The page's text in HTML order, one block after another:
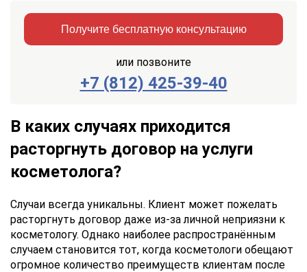
Получите бесплатную консультацию
или позвоните
+7 (812) 425-39-40
Заказать
Отправляя
данные,
Вы
Правилами
обработки
персональных
данных
В каких случаях приходится
расторгнуть договор на услуги
косметолога?
Случаи всегда уникальны. Клиент может пожелать
расторгнуть договор даже из-за личной неприязни к
косметологу. Однако наиболее распространённым
случаем становится тот, когда косметологи обещают
огромное количество преимуществ клиентам после